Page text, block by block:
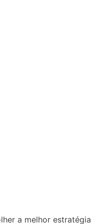
a melhor estratégia